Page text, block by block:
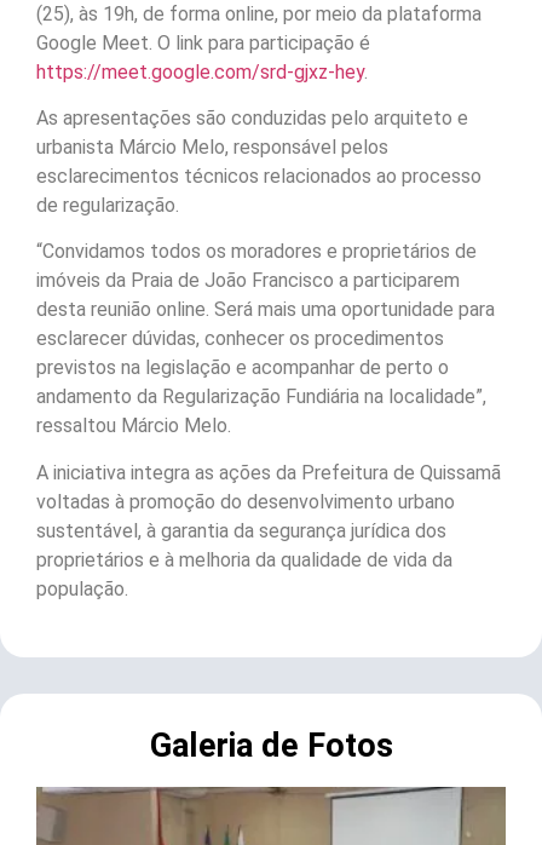
(25), às 19h, de forma online, por meio da plataforma
Google Meet. O link para participação é
https://meet.google.com/srd-gjxz-hey.
As apresentações são conduzidas pelo arquiteto e
urbanista Márcio Melo, responsável pelos
esclarecimentos técnicos relacionados ao processo
de regularização.
“Convidamos todos os moradores e proprietários de
imóveis da Praia de João Francisco a participarem
desta reunião online. Será mais uma oportunidade para
esclarecer dúvidas, conhecer os procedimentos
previstos na legislação e acompanhar de perto o
andamento da Regularização Fundiária na localidade”,
ressaltou Márcio Melo.
A iniciativa integra as ações da Prefeitura de Quissamã
voltadas à promoção do desenvolvimento urbano
sustentável, à garantia da segurança jurídica dos
proprietários e à melhoria da qualidade de vida da
população.
Galeria de Fotos